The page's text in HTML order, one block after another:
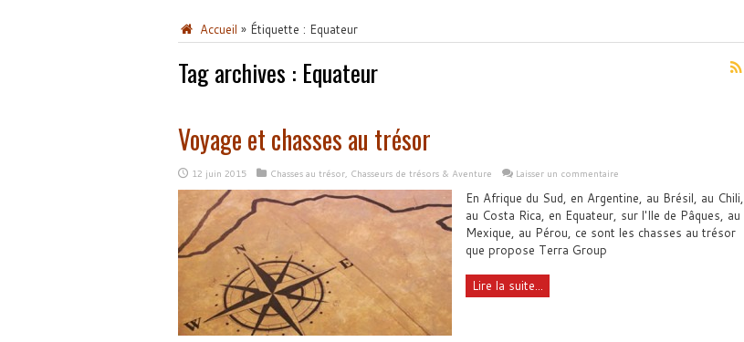
Accueil » Étiquette : Equateur
Tag archives : Equateur
Voyage et chasses au trésor
12 juin 2015 Chasses au trésor, Chasseurs de trésors & Aventure Laisser un commentaire
En Afrique du Sud, en Argentine, au Brésil, au Chili,
au Costa Rica, en Equateur, sur l'Ile de Pâques, au
Mexique, au Pérou, ce sont les chasses au trésor
que propose Terra Group
Lire la suite...